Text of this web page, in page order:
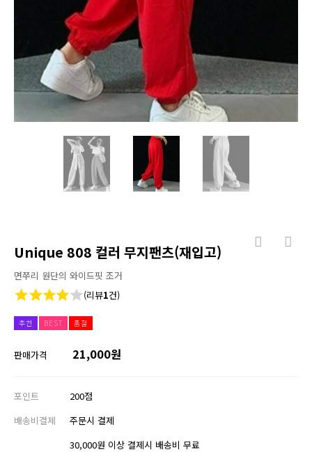
Unique 808 컬러 무지팬츠(재입고)
면쭈리 원단의 와이드핏 조거
(리뷰1건)
추천 BEST 품절
판매가격 21,000원
포인트
200점
배송비결제
주문시 결제
30,000원 이상 결제시 배송비 무료